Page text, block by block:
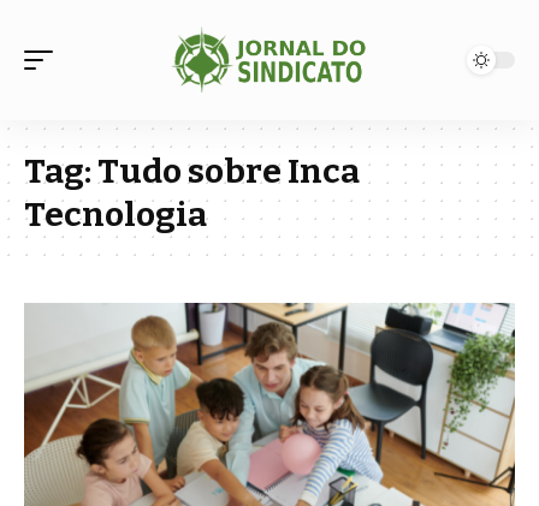
Tag:Tudo sobre Inca
Tecnologia